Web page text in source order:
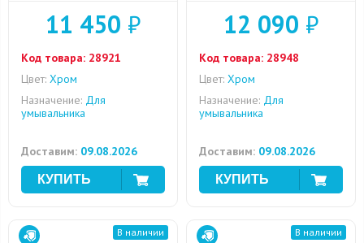
11 450 ₽
Код товара: 28921
Цвет: Хром
Назначение: Для
умывальника
Доставим: 09.08.2026
12 090 ₽
Код товара: 28948
Цвет: Хром
Назначение: Для
умывальника
Доставим: 09.08.2026
В наличии В наличии